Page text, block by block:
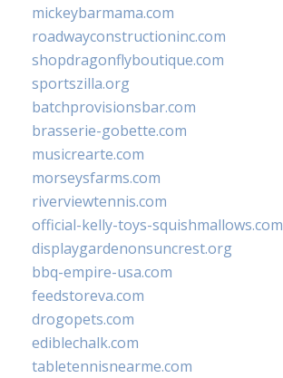
mickeybarmama.com
roadwayconstructioninc.com
shopdragonflyboutique.com
sportszilla.org
batchprovisionsbar.com
brasserie-gobette.com
musicrearte.com
morseysfarms.com
riverviewtennis.com
official-kelly-toys-squishmallows.com
displaygardenonsuncrest.org
bbq-empire-usa.com
feedstoreva.com
drogopets.com
ediblechalk.com
tabletennisnearme.com